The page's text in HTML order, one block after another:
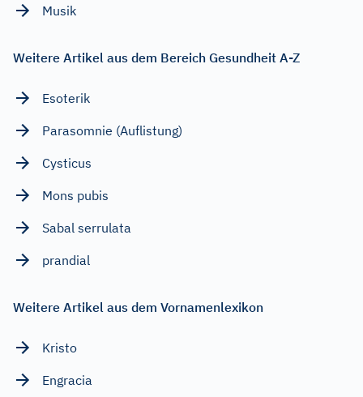
Musik
Weitere Artikel aus dem Bereich Gesundheit A-Z
Esoterik
Parasomnie (Auflistung)
Cysticus
Mons pubis
Sabal serrulata
prandial
Weitere Artikel aus dem Vornamenlexikon
Kristo
Engracia